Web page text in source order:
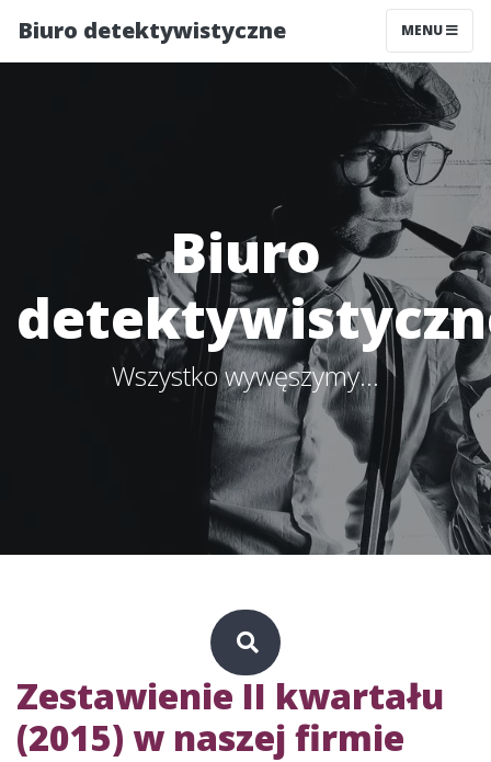
Biuro detektywistyczne MENU
Biuro
Wszystko wywęszymy...
Zestawienie II kwartału
(2015) w naszej firmie